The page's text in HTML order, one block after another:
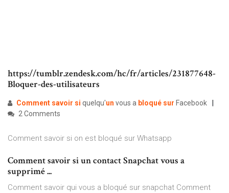
https://tumblr.zendesk.com/hc/fr/articles/231877648-
Bloquer-des-utilisateurs
Comment savoir si quelqu'un vous a bloqué sur Facebook
2 Comments
Comment savoir si on est bloqué sur Whatsapp
Comment savoir si un contact Snapchat vous a
supprimé ...
Comment savoir qui vous a bloqué sur snapchat Comment